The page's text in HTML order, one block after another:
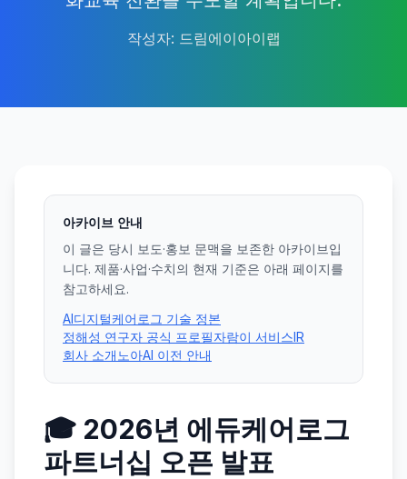
작성자: 드림에이아이랩
아카이브 안내
이 글은 당시 보도·홍보 문맥을 보존한 아카이브입
니다. 제품·사업·수치의 현재 기준은 아래 페이지를
참고하세요.
AI디지털케어로그 기술 정본
정해성 연구자 공식 프로필자람이 서비스IR
회사 소개 노아AI 이전 안내
🎓 2026년 에듀케어로그
파트너십 오픈 발표